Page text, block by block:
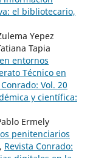
el bibliotecario,
Yepez
Tapia
entornos
Técnico en
Vol. 20
y científica:
Ermely
penitenciarios
, Revista Conrado: